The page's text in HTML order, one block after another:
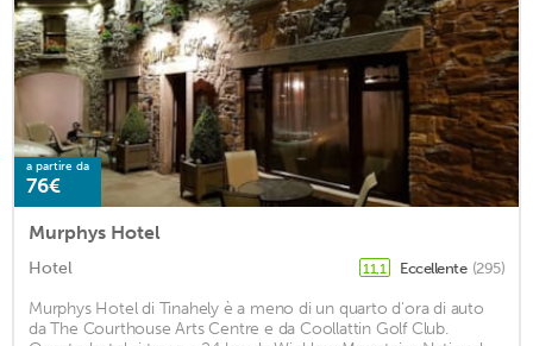
a partire da
76€
Murphys Hotel
Hotel 11,1 Eccellente (295)
Murphys Hotel di Tinahely è a meno di un quarto d'ora di auto
da The Courthouse Arts Centre e da Coollattin Golf Club.